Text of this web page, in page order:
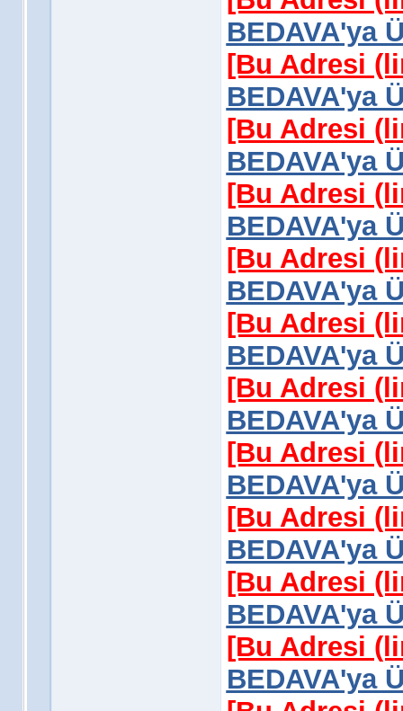
BEDAVA'ya
[Bu Adresi
BEDAVA'ya
[Bu Adresi
BEDAVA'ya
[Bu Adresi
BEDAVA'ya
[Bu Adresi
BEDAVA'ya
[Bu Adresi
BEDAVA'ya
[Bu Adresi
BEDAVA'ya
[Bu Adresi
BEDAVA'ya
[Bu Adresi
BEDAVA'ya
[Bu Adresi
BEDAVA'ya
[Bu Adresi
BEDAVA'ya